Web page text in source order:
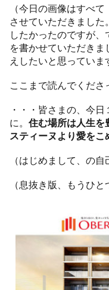
（今日の画像はすべ
させていただきました
したかったのですが
を書かせていただき
えしたいと思っていま
ここまで読んでくださ
・・・皆さまの、今
に。住む場所は人生を
スティーヌより愛をこ
（はじめまして、の自
（息抜き版、もうひ